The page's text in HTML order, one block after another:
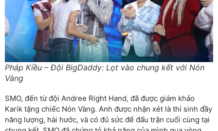
Pháp Kiều – Đội BigDaddy: Lọt vào chung kết với Nón
Vàng
SMO, đến từ đội Andree Right Hand, đã được giám khảo
Karik tặng chiếc Nón Vàng. Anh được nhận xét là thí sinh đầy
năng lượng, hài hước, và có đủ sức để đấu trận cuối cùng tại